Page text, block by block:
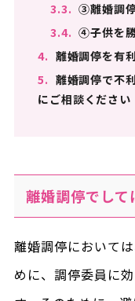
3.3. ③離婚調
3.4. ④子供を
4. 離婚調停を有
5. 離婚調停で不
にご相談ください
離婚調停でし
離婚調停において
めに、調停委員に